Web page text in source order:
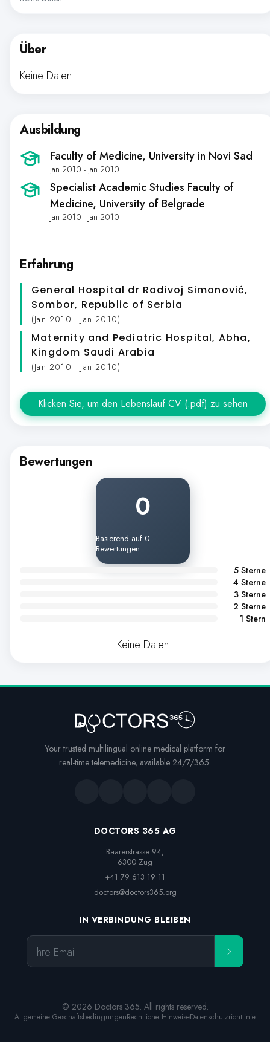
Über
Keine Daten
Ausbildung
Faculty of Medicine, University in Novi Sad
Jan 2010 - Jan 2010
Specialist Academic Studies Faculty of
Medicine, University of Belgrade
Jan 2010 - Jan 2010
Erfahrung
General Hospital dr Radivoj Simonović,
Sombor, Republic of Serbia
(Jan 2010 - Jan 2010)
Maternity and Pediatric Hospital, Abha,
Kingdom Saudi Arabia
(Jan 2010 - Jan 2010)
Klicken Sie, um den Lebenslauf CV (.pdf) zu sehen
Bewertungen
0
Basierend auf 0
Bewertungen
5 Sterne
4 Sterne
3 Sterne
2 Sterne
1 Stern
Keine Daten
Your trusted multilingual online medical platform for
real-time telemedicine, available 24/7/365.
DOCTORS 365 AG
Baarerstrasse 94,
6300 Zug
+41 79 613 19 11
doctors@doctors365.org
IN VERBINDUNG BLEIBEN
Ihre Email
© 2026 Doctors 365. All rights reserved.
Allgemeine GeschäftsbedingungenRechtliche HinweiseDatenschutzrichtlinie